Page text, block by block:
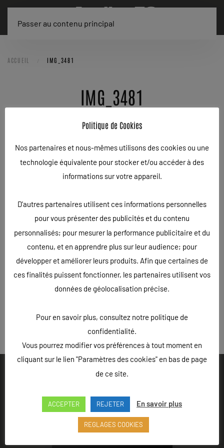
Passer au contenu principal
ACCUEIL IMG_3481
IMG_3481
ÉCRIT LE 29/07/2025
« Précédent
Ouvert du lundi au vendredi de 9h à 18h - Rue Louis Lepître,
Hôtel des entreprises, 52200 LANGRES
Politique de Cookies
Nos partenaires et nous-mêmes utilisons des cookies ou une
technologie équivalente pour stocker et/ou accéder à des
informations sur votre appareil.
D'autres partenaires utilisent ces informations personnelles
pour vous présenter des publicités et du contenu
personnalisés; pour mesurer la performance publicitaire et du
contenu, et en apprendre plus sur leur audience; pour
développer et améliorer leurs produits. Afin que certaines de
ces finalités puissent fonctionner, les partenaires utilisent vos
données de géolocalisation précise.
Pour en savoir plus, consultez notre politique de
confidentialité.
Vous pourrez modifier vos préférences à tout moment en
cliquant sur le lien "Paramètres des cookies" en bas de page
de ce site.
ACCEPTER REJETER En savoir plus
REGLAGES COOKIES